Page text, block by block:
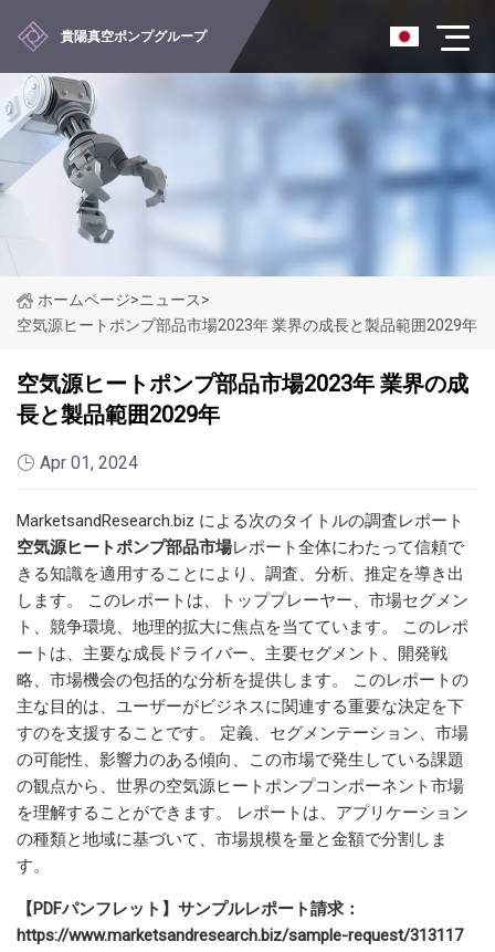
貴陽真空ポンプグループ
ホームページ>ニュース>
空気源ヒートポンプ部品市場2023年 業界の成長と製品範囲2029年
空気源ヒートポンプ部品市場2023年 業界の成
長と製品範囲2029年
Apr 01, 2024
MarketsandResearch.biz による次のタイトルの調査レポート
空気源ヒートポンプ部品市場レポート全体にわたって信頼で
きる知識を適用することにより、調査、分析、推定を導き出
します。 このレポートは、トッププレーヤー、市場セグメン
ト、競争環境、地理的拡大に焦点を当てています。 このレポ
ートは、主要な成長ドライバー、主要セグメント、開発戦
略、市場機会の包括的な分析を提供します。 このレポートの
主な目的は、ユーザーがビジネスに関連する重要な決定を下
すのを支援することです。 定義、セグメンテーション、市場
の可能性、影響力のある傾向、この市場で発生している課題
の観点から、世界の空気源ヒートポンプコンポーネント市場
を理解することができます。 レポートは、アプリケーション
の種類と地域に基づいて、市場規模を量と金額で分割しま
す。
【PDFパンフレット】サンプルレポート請求：
https://www.marketsandresearch.biz/sample-request/313117